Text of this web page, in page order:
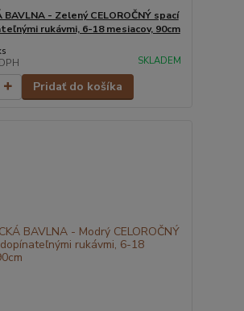
BAVLNA - Zelený CELOROČNÝ spací
rukávmi, 6-18 mesiacov, 90cm
SKLADEM
Pridať do košíka